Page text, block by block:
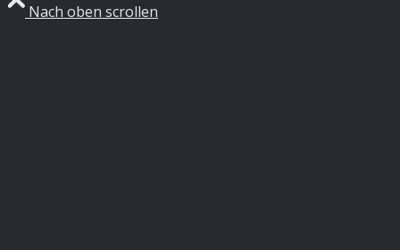
Nach oben scrollen